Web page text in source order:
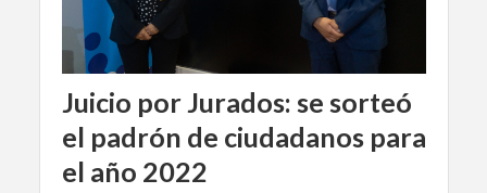
Juicio por Jurados: se sorteó
el padrón de ciudadanos para
el año 2022